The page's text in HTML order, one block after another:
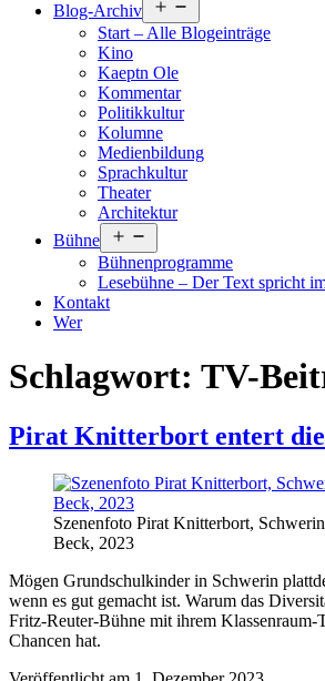
Blog-Archiv
öffnen
Start – Alle Blogeinträge
Kino
Kaeptn Ole
Kommentar
Politikkultur
Kolumne
Medienbildung
Sprachkultur
Theater
Architektur
Bühne
öffnen
Bühnenprogramme
Lesebühne – Der Text spricht
Kontakt
Wer
Schlagwort: TV-
Pirat Knitterbort entert
Szenenfoto Pirat Knitterbort,
Beck, 2023
Mögen Grundschulkinder in Schwerin
wenn es gut gemacht ist. Warum das
Fritz-Reuter-Bühne mit ihrem Klassenraum-
Chancen hat.